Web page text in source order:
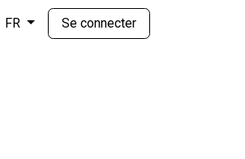
FR Se connecter